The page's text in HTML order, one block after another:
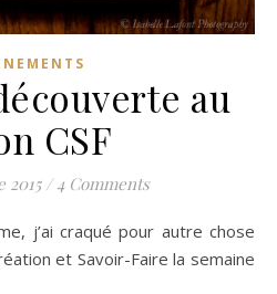
au
CSF
2015 / 4 Comments
et Savoir-Faire la semaine